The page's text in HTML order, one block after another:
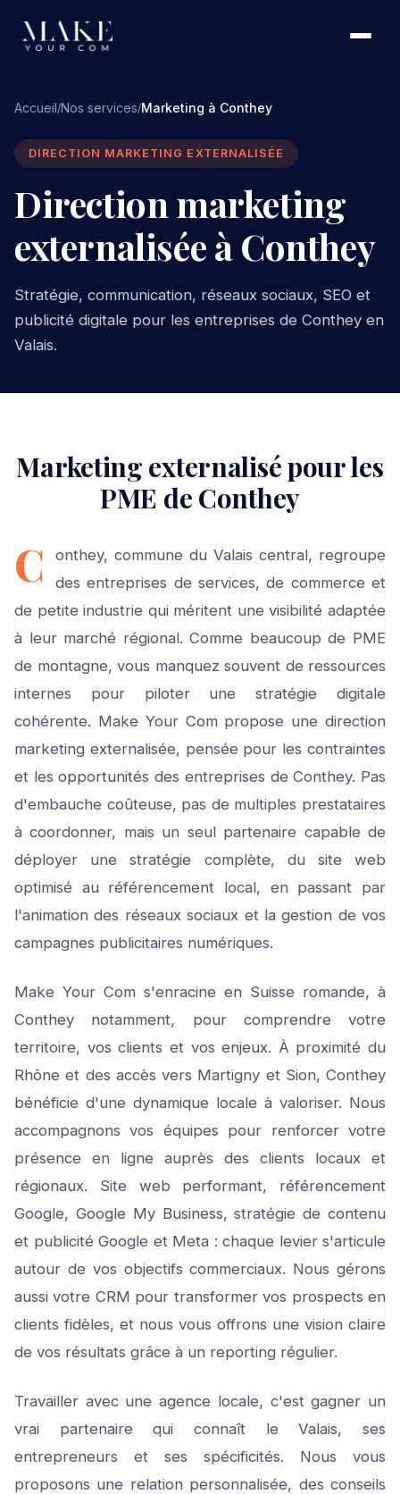
Accueil/Nos services/Marketing à Conthey
DIRECTION MARKETING EXTERNALISÉE
Direction marketing
externalisée à Conthey
Stratégie, communication, réseaux sociaux, SEO et
publicité digitale pour les entreprises de Conthey en
Valais.
Marketing externalisé pour les
PME de Conthey
C
onthey, commune du Valais central, regroupe
des entreprises de services, de commerce et
de petite industrie qui méritent une visibilité adaptée
à leur marché régional. Comme beaucoup de PME
de montagne, vous manquez souvent de ressources
internes pour piloter une stratégie digitale
cohérente. Make Your Com propose une direction
marketing externalisée, pensée pour les contraintes
et les opportunités des entreprises de Conthey. Pas
d'embauche coûteuse, pas de multiples prestataires
à coordonner, mais un seul partenaire capable de
déployer une stratégie complète, du site web
optimisé au référencement local, en passant par
l'animation des réseaux sociaux et la gestion de vos
campagnes publicitaires numériques.
Make Your Com s'enracine en Suisse romande, à
Conthey notamment, pour comprendre votre
territoire, vos clients et vos enjeux. À proximité du
Rhône et des accès vers Martigny et Sion, Conthey
bénéficie d'une dynamique locale à valoriser. Nous
accompagnons vos équipes pour renforcer votre
présence en ligne auprès des clients locaux et
régionaux. Site web performant, référencement
Google, Google My Business, stratégie de contenu
et publicité Google et Meta : chaque levier s'articule
autour de vos objectifs commerciaux. Nous gérons
aussi votre CRM pour transformer vos prospects en
clients fidèles, et nous vous offrons une vision claire
de vos résultats grâce à un reporting régulier.
Travailler avec une agence locale, c'est gagner un
vrai partenaire qui connaît le Valais, ses
entrepreneurs et ses spécificités. Nous vous
proposons une relation personnalisée, des conseils